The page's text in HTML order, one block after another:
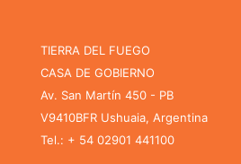
TIERRA DEL FUEGO
CASA DE GOBIERNO
Av. San Martín 450 - PB
V9410BFR Ushuaia, Argentina
Tel.: + 54 02901 441100